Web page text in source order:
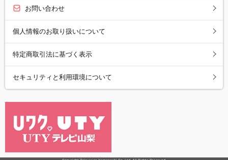
お問い合わせ
個人情報のお取り扱いについて
特定商取引法に基づく表示
セキュリティと利用環境について